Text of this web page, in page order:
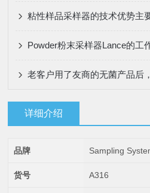
粘性样品采样器的技术优势主
Powder粉末采样器Lance的工
详细介绍
品牌 Sampling
货号 A316